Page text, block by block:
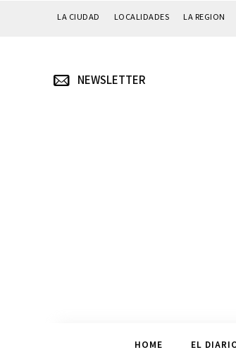
LA CIUDAD LOCALIDADES LA REGION
NEWSLETTER
HOME EL